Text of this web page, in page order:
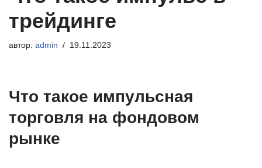
трейдинге
автор: admin 19.11.2023
Что такое импульсная
торговля на фондовом
рынке